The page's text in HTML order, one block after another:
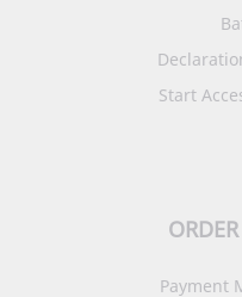
Start
Payment